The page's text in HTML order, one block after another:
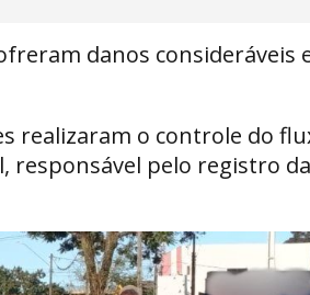
danos consideráveis
realizaram o controle do
responsável pelo registro da